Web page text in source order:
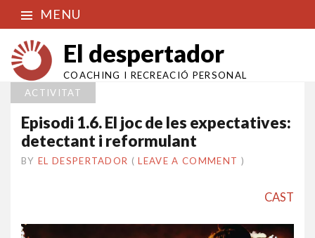
MENU
El despertador
COACHING I RECREACIÓ PERSONAL
ACTIVITAT
Episodi 1.6. El joc de les expectatives:
detectant i reformulant
BY EL DESPERTADOR ON
24
•(LEAVE A COMMENT )
CAST